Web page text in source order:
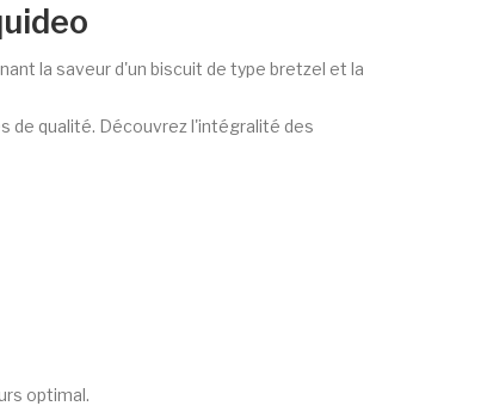
la saveur d'un biscuit de type bretzel et la
de qualité. Découvrez l'intégralité des
optimal.